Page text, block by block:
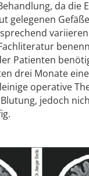
da die
gelegenen
Patienten
drei Monate
operative
jedoch